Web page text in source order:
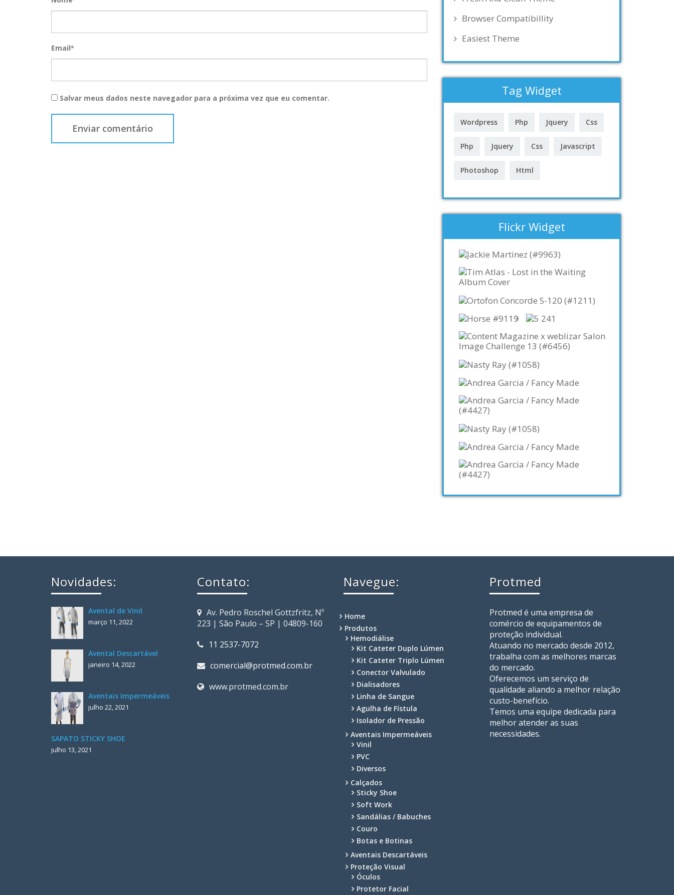
Email*
Salvar meus dados neste navegador para a próxima vez que eu comentar.
Browser Compatibillity
Easiest Theme
Tag Widget
Wordpress Php Jquery Css
Php Jquery Css Javascript
Photoshop Html
Flickr Widget
Novidades:
Avental de Vinil
março 11, 2022
Avental Descartável
janeiro 14, 2022
Aventais Impermeáveis
julho 22, 2021
SAPATO STICKY SHOE
julho 13, 2021
Contato:
Av. Pedro Roschel Gottzfritz, Nº
223 | São Paulo – SP | 04809-160
11 2537-7072
comercial@protmed.com.br
www.protmed.com.br
Navegue:
Home
Produtos
Hemodiálise
Kit Cateter Duplo Lúmen
Kit Cateter Triplo Lúmen
Conector Valvulado
Dialisadores
Linha de Sangue
Agulha de Fístula
Isolador de Pressão
Aventais Impermeáveis
Vinil
PVC
Diversos
Calçados
Sticky Shoe
Soft Work
Sandálias / Babuches
Couro
Botas e Botinas
Aventais Descartáveis
Proteção Visual
Óculos
Protetor Facial
Protmed
Protmed é uma empresa de
comércio de equipamentos de
proteção individual.
Atuando no mercado desde 2012,
trabalha com as melhores marcas
do mercado.
Oferecemos um serviço de
qualidade aliando a melhor relação
custo-benefício.
Temos uma equipe dedicada para
melhor atender as suas
necessidades.